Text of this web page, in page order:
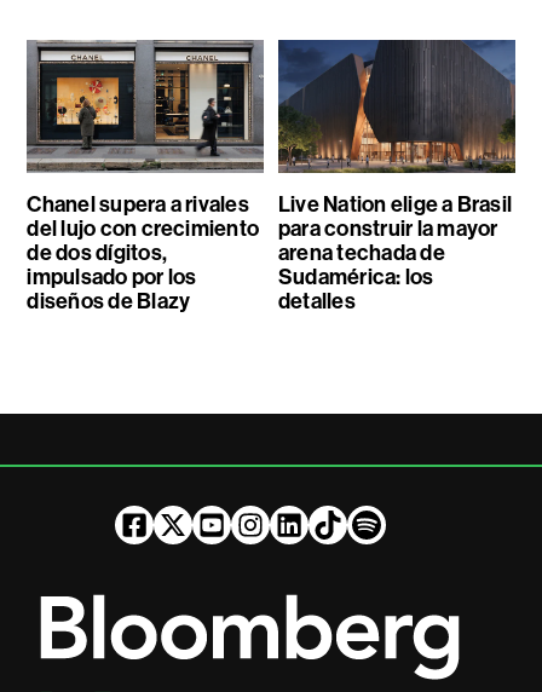
Chanel supera a rivales
del lujo con crecimiento
de dos dígitos,
impulsado por los
diseños de Blazy
Live Nation elige a Brasil
para construir la mayor
arena techada de
Sudamérica: los
detalles